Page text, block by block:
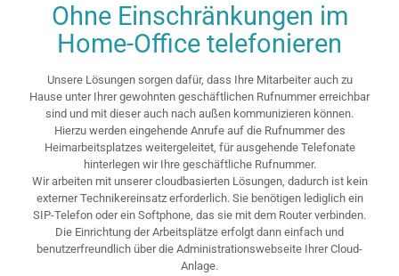
Ohne Einschränkungen im
Home-Office telefonieren
Unsere Lösungen sorgen dafür, dass Ihre Mitarbeiter auch zu
Hause unter Ihrer gewohnten geschäftlichen Rufnummer erreichbar
sind und mit dieser auch nach außen kommunizieren können.
Hierzu werden eingehende Anrufe auf die Rufnummer des
Heimarbeitsplatzes weitergeleitet, für ausgehende Telefonate
hinterlegen wir Ihre geschäftliche Rufnummer.
Wir arbeiten mit unserer cloudbasierten Lösungen, dadurch ist kein
externer Technikereinsatz erforderlich. Sie benötigen lediglich ein
SIP-Telefon oder ein Softphone, das sie mit dem Router verbinden.
Die Einrichtung der Arbeitsplätze erfolgt dann einfach und
benutzerfreundlich über die Administrationswebseite Ihrer Cloud-
Anlage.